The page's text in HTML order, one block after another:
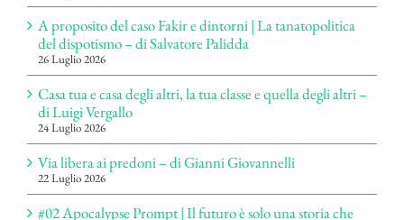
A proposito del caso Fakir e dintorni | La tanatopolitica
del dispotismo – di Salvatore Palidda
26 Luglio 2026
Casa tua e casa degli altri, la tua classe e quella degli altri –
di Luigi Vergallo
24 Luglio 2026
Via libera ai predoni – di Gianni Giovannelli
22 Luglio 2026
#02 Apocalypse Prompt | Il futuro è solo una storia che